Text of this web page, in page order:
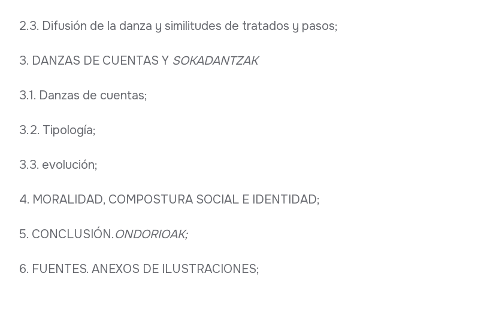
2.3. Difusión de la danza y similitudes de tratados y pasos;
3. DANZAS DE CUENTAS Y SOKADANTZAK
3.1. Danzas de cuentas;
3.2. Tipología;
3.3. evolución;
4. MORALIDAD, COMPOSTURA SOCIAL E IDENTIDAD;
5. CONCLUSIÓN.ONDORIOAK;
6. FUENTES. ANEXOS DE ILUSTRACIONES;